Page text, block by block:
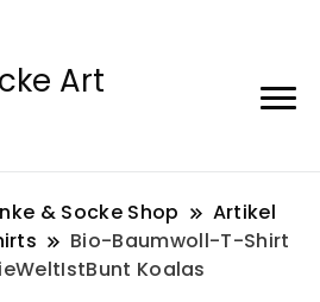
Art
& Socke Shop
Artikel
Bio-Baumwoll-T-Shirt
Koalas